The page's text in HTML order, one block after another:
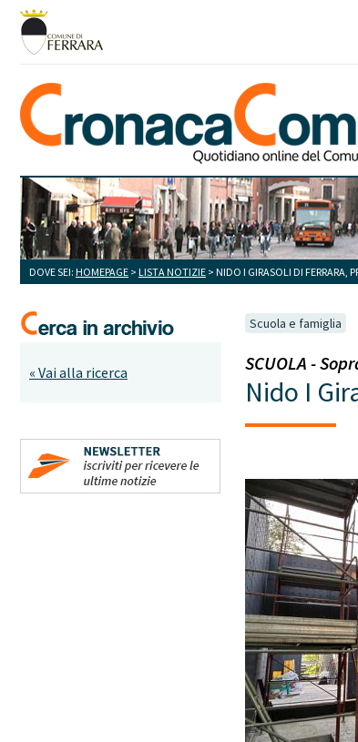
DOVE SEI: HOMEPAGE > LISTA NOTIZIE > NIDO I GIRASOLI DI FERRARA,
« Vai alla ricerca
Scuola e famiglia
SCUOLA -
Nido I